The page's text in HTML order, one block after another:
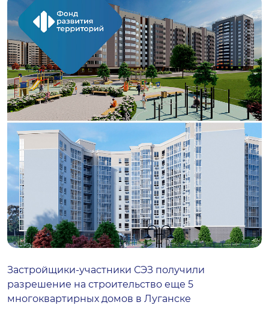
Застройщики-участники СЭЗ получили
разрешение на строительство еще 5
многоквартирных домов в Луганске